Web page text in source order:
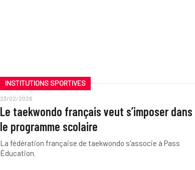
INSTITUTIONS SPORTIVES
23/02/2026
Le taekwondo français veut s’imposer dans
le programme scolaire
La fédération française de taekwondo s'associe à Pass
Éducation.